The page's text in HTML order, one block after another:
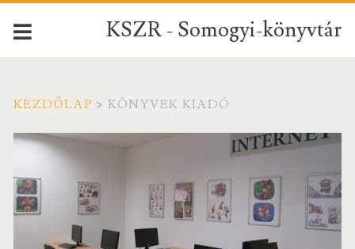
KSZR - Somogyi-könyvtár
KEZDŐLAP > KÖNYVEK KIADÓ
Címke:
<span>Könyvek
Kiadó</span>